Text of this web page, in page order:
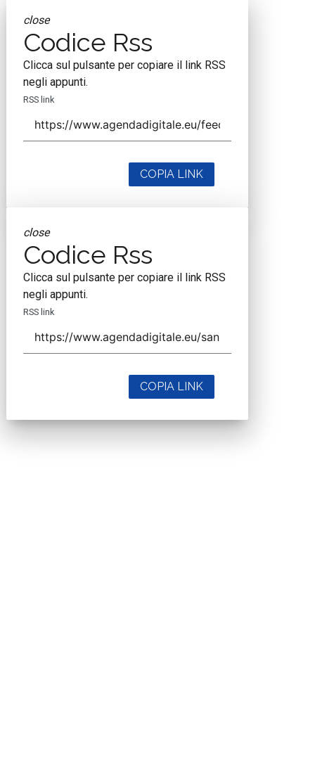
close
Codice Rss
Clicca sul pulsante per copiare il link RSS
negli appunti.
RSS link
COPIA LINK
close
Codice Rss
Clicca sul pulsante per copiare il link RSS
negli appunti.
RSS link
COPIA LINK